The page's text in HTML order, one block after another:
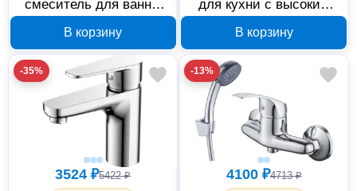
смеситель для ванны
В корзину
для кухни с высоким
Decoroom DR72021
В корзину
-35%
3524 ₽5422 ₽
-13%
4100 ₽4713 ₽